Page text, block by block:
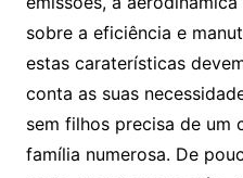
sobre a eficiência e
estas caraterísticas
conta as suas
sem filhos precisa de um
família numerosa. De